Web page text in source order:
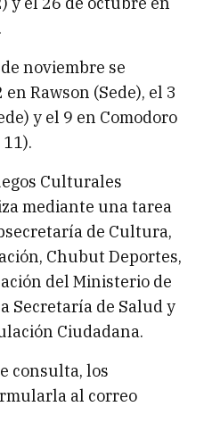
noviembre se
Rawson (Sede), el 3
y el 9 en Comodoro
Culturales
mediante una tarea
de Cultura,
Chubut Deportes,
del Ministerio de
Secretaría de Salud y
Ciudadana.
consulta, los
al correo